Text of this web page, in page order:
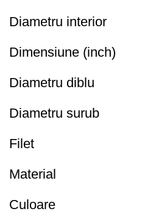
Diametru interior
Dimensiune (inch)
Diametru diblu
Diametru surub
Filet
Material
Culoare